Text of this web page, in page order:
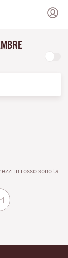
in rosso sono la